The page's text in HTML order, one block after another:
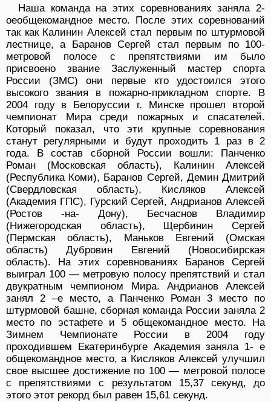
Наша команда на этих соревнованиях заняла 2-
оеобщекомандное место. После этих соревнований
так как Калинин Алексей стал первым по штурмовой
лестнице, а Баранов Сергей стал первым по 100-
метровой полосе с препятствиями им было
присвоено звание Заслуженный мастер спорта
России (ЗМС) они первые кто удостоился этого
высокого звания в пожарно-прикладном спорте. В
2004 году в Белоруссии г. Минске прошел второй
чемпионат Мира среди пожарных и спасателей.
Который показал, что эти крупные соревнования
станут регулярными и будут проходить 1 раз в 2
года. В состав сборной России вошли: Панченко
Роман (Московская область), Калинин Алексей
(Республика Коми), Баранов Сергей, Демин Дмитрий
(Свердловская область), Кисляков Алексей
(Академия ГПС), Гурский Сергей, Андрианов Алексей
(Ростов -на- Дону), Бесчаснов Владимир
(Нижегородская область), Щербинин Сергей
(Пермская область), Маньков Евгений (Омская
область) Дубровин Евгений (Новосибирская
область). На этих соревнованиях Баранов Сергей
выиграл 100 — метровую полосу препятствий и стал
двукратным чемпионом Мира. Андрианов Алексей
занял 2 –е место, а Панченко Роман 3 место по
штурмовой башне, сборная команда России заняла 2
место по эстафете и 5 общекомандное место. На
Зимнем Чемпионате России в 2004 году
проходившем Екатеринбурге Академия заняла 1- е
общекомандное место, а Кисляков Алексей улучшил
свое высшее достижение по 100 — метровой полосе
с препятствиями с результатом 15,37 секунд, до
этого этот рекорд был равен 15,61 секунд.